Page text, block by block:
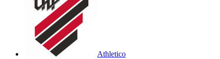
Athletico